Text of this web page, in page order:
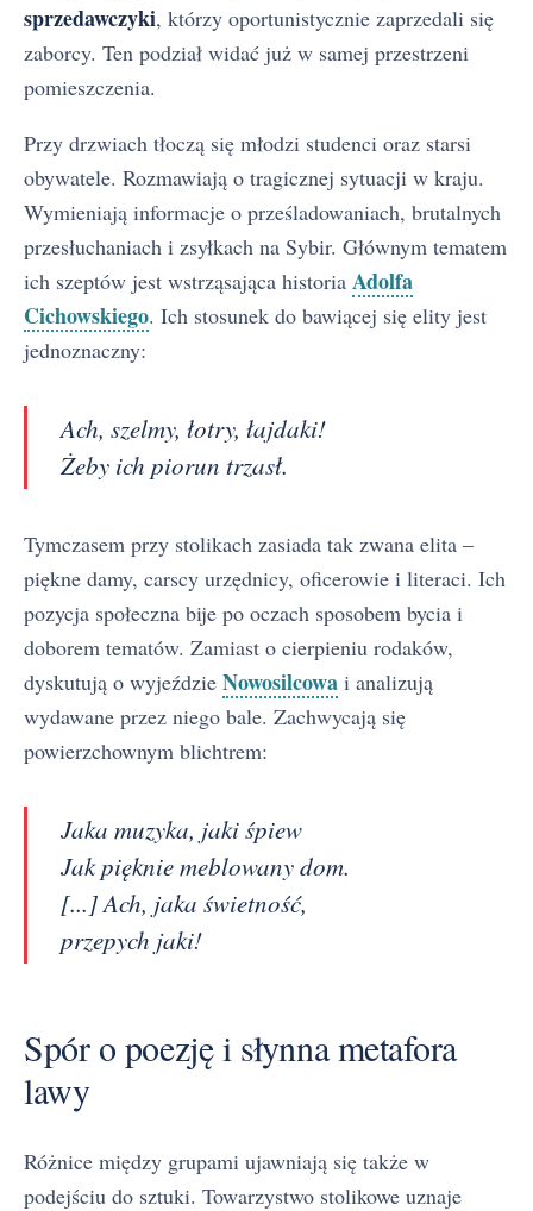
sprzedawczyki, którzy oportunistycznie zaprzedali się
zaborcy. Ten podział widać już w samej przestrzeni
pomieszczenia.
Przy drzwiach tłoczą się młodzi studenci oraz starsi
obywatele. Rozmawiają o tragicznej sytuacji w kraju.
Wymieniają informacje o prześladowaniach, brutalnych
przesłuchaniach i zsyłkach na Sybir. Głównym tematem
ich szeptów jest wstrząsająca historia Adolfa
Cichowskiego. Ich stosunek do bawiącej się elity jest
jednoznaczny:
Ach, szelmy, łotry, łajdaki!
Żeby ich piorun trzasł.
Tymczasem przy stolikach zasiada tak zwana elita –
piękne damy, carscy urzędnicy, oficerowie i literaci. Ich
pozycja społeczna bije po oczach sposobem bycia i
doborem tematów. Zamiast o cierpieniu rodaków,
dyskutują o wyjeździe Nowosilcowa i analizują
wydawane przez niego bale. Zachwycają się
powierzchownym blichtrem:
Jaka muzyka, jaki śpiew
Jak pięknie meblowany dom.
[...] Ach, jaka świetność,
przepych jaki!
Spór o poezję i słynna metafora
lawy
Różnice między grupami ujawniają się także w
podejściu do sztuki. Towarzystwo stolikowe uznaje